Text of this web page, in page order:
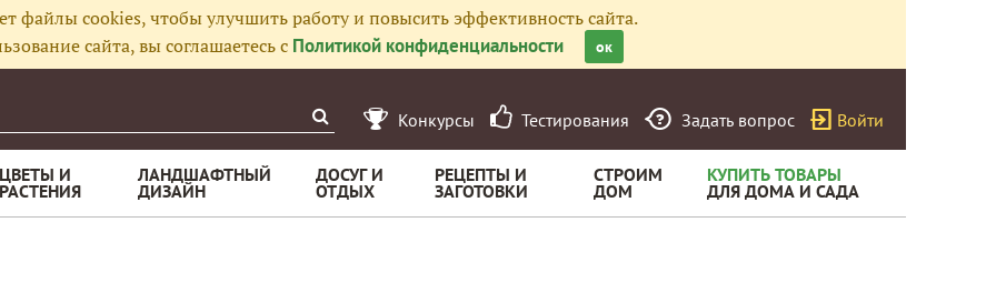
файлы cookies, чтобы улучшить работу и повысить эффективность сайта.
сайта, вы соглашаетесь с Политикой конфиденциальности ок
Конкурсы Тестирования Задать вопрос Войти
ЦВЕТЫ И
РАСТЕНИЯ
ЛАНДШАФТНЫЙ
ДИЗАЙН
ДОСУГ И
ОТДЫХ
РЕЦЕПТЫ И
ЗАГОТОВКИ
СТРОИМ
ДОМ
КУПИТЬ ТОВАРЫ
ДЛЯ ДОМА И САДА